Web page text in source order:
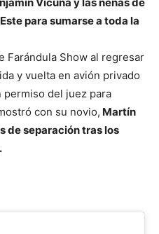
Vicuña y las nenas de
para sumarse a toda la
Farándula Show al regresar
y vuelta en avión privado
permiso del juez para
con su novio, Martín
de separación tras los